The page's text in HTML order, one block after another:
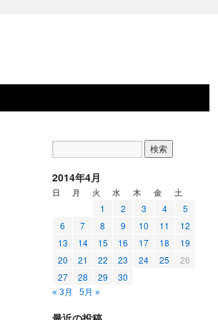
2014年4月
日 月 火 水 木 金 土
1 2 3 4
5
6
7 8 9 10 11
12
13
14 15 16 17 18
19
20
21 22 23 24 25
26
27
28 29 30
« 3月 5月 »